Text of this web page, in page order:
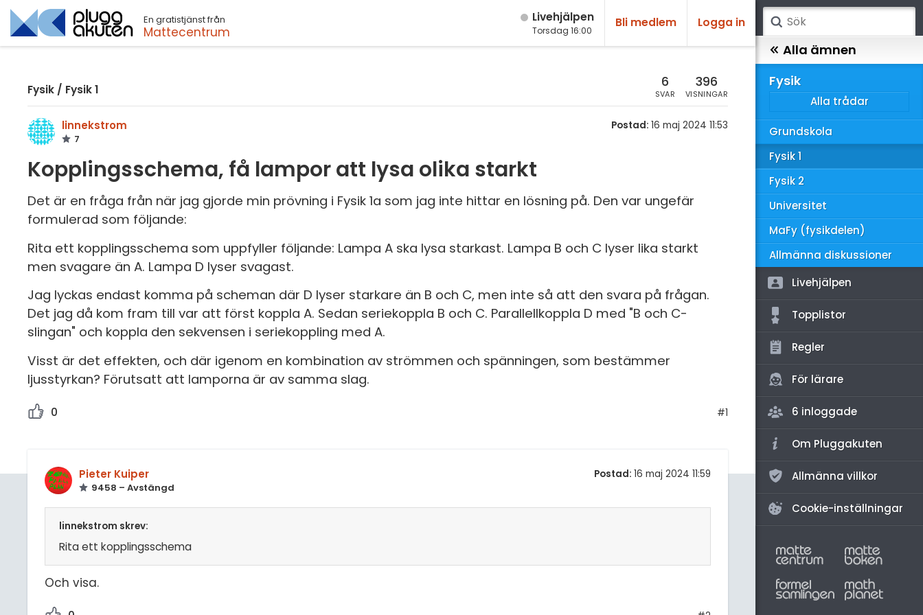
En gratistjänst från
Mattecentrum
Live­hjälpen
Torsdag 16:00
Bli medlem Logga in
Fysik / Fysik 1 6
SVAR
396
VISNINGAR
linnekstrom
7
Postad: 16 maj 2024 11:53
Kopplingsschema, få lampor att lysa olika starkt
Det är en fråga från när jag gjorde min prövning i Fysik 1a som jag inte hittar en lösning på. Den var ungefär
formulerad som följande:
Rita ett kopplingsschema som uppfyller följande: Lampa A ska lysa starkast. Lampa B och C lyser lika starkt
men svagare än A. Lampa D lyser svagast.
Jag lyckas endast komma på scheman där D lyser starkare än B och C, men inte så att den svara på frågan.
Det jag då kom fram till var att först koppla A. Sedan seriekoppla B och C. Parallellkoppla D med "B och C-
slingan" och koppla den sekvensen i seriekoppling med A.
Visst är det effekten, och där igenom en kombination av strömmen och spänningen, som bestämmer
ljusstyrkan? Förutsatt att lamporna är av samma slag.
0 #1
Pieter Kuiper
9458 – Avstängd
Postad: 16 maj 2024 11:59
linnekstrom skrev:
Rita ett kopplingsschema
Och visa.
Sök
Matematik
Alla ämnen
Fysik
Alla trådar
Grundskola
Fysik 1
Fysik 2
Universitet
MaFy (fysikdelen)
Allmänna diskussioner
Livehjälpen
Topplistor
Regler
För lärare
6 inloggade
Om Pluggakuten
Allmänna villkor
Cookie-inställningar
Kemi
Programmering
Engelska
Samhällsorientering
Fler ämnen